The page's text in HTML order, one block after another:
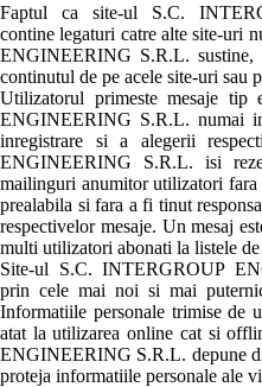
Faptul ca site-ul S.C.
contine legaturi catre alte site-uri
ENGINEERING S.R.L. sustine,
continutul de pe acele site-uri sau
Utilizatorul primeste mesaje
ENGINEERING S.R.L. numai
inregistrare si a alegerii
ENGINEERING S.R.L. isi
mailinguri anumitor utilizatori
prealabila si fara a fi tinut
respectivelor mesaje. Un mesaj
multi utilizatori abonati la listele
Site-ul S.C. INTERGROUP
prin cele mai noi si mai
Informatiile personale trimise de
atat la utilizarea online cat si
ENGINEERING S.R.L. depune
proteja informatiile personale ale